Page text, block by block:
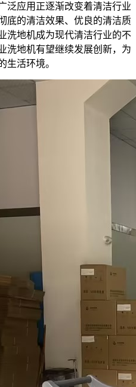
应用正逐渐改变着清洁行业
底的清洁效果、优良的清洁质
洗地机成为现代清洁行业的不
洗地机有望继续发展创新，为
生活环境。